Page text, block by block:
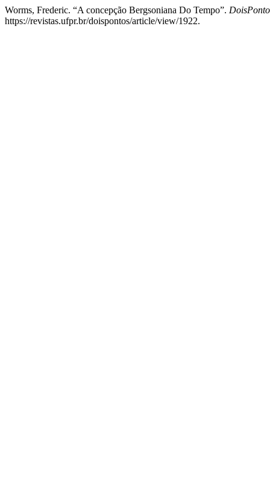
Worms, Frederic. “A concepção Bergsoniana Do Tempo”.
https://revistas.ufpr.br/doispontos/article/view/1922.